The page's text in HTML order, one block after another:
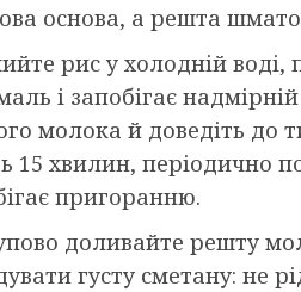
основа, а решта
рис у холодній
і запобігає
молока й доведіть до
15 хвилин,
пригоранню.
доливайте решту
густу сметану: не